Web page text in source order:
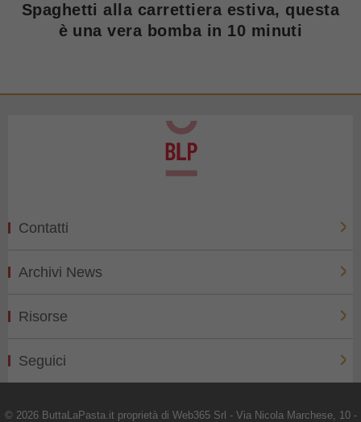
Spaghetti alla carrettiera estiva, questa
è una vera bomba in 10 minuti
Contatti
Archivi News
Risorse
Seguici
© 2026 ButtaLaPasta.it proprietà di Web365 Srl - Via Nicola Marchese, 10 -